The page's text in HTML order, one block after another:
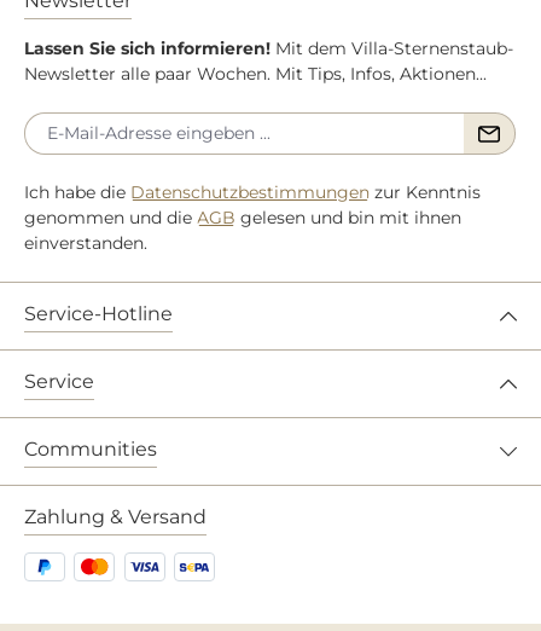
Lassen Sie sich informieren! Mit dem Villa-Sternenstaub-
Newsletter alle paar Wochen. Mit Tips, Infos, Aktionen...
Ich habe die Datenschutzbestimmungen zur Kenntnis
genommen und die AGB gelesen und bin mit ihnen
einverstanden.
Service-Hotline
Service
Communities
Zahlung & Versand